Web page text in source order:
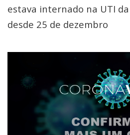
estava internado na UTI
desde 25 de dezembro